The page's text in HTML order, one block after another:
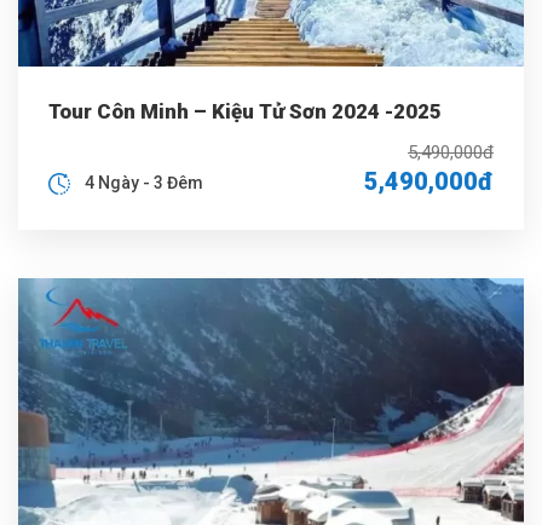
Tour Côn Minh – Kiệu Tử Sơn 2024 -2025
5,490,000đ
5,490,000đ
4 Ngày - 3 Đêm